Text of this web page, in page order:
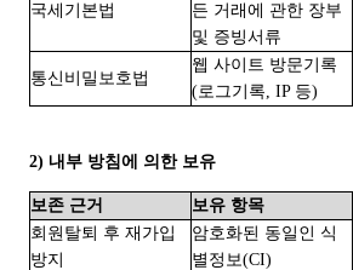
국세기본법
든 거래에 관한 장부
및 증빙서류
통신비밀보호법
웹 사이트 방문기록
(로그기록, IP 등)
2) 내부 방침에 의한 보유
보존 근거 보유 항목
회원탈퇴 후 재가입
방지
암호화된 동일인 식
별정보(CI)